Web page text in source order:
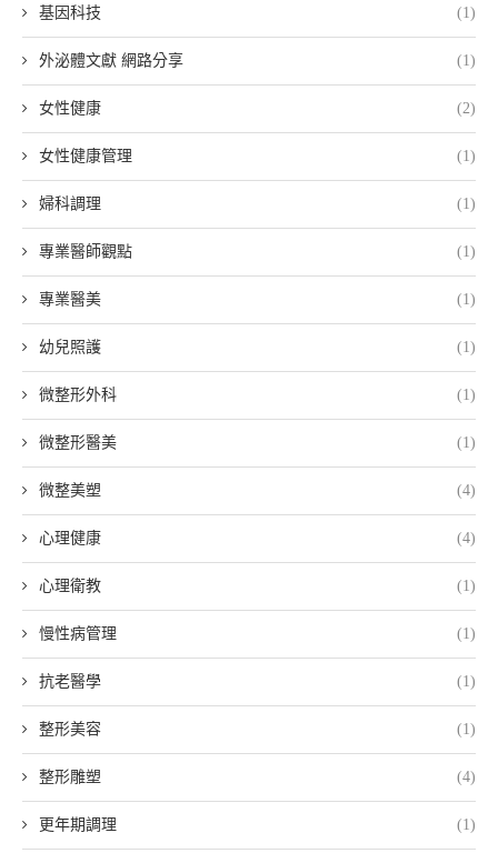
基因科技 (1)
外泌體文獻 網路分享 (1)
女性健康 (2)
女性健康管理 (1)
婦科調理 (1)
專業醫師觀點 (1)
專業醫美 (1)
幼兒照護 (1)
微整形外科 (1)
微整形醫美 (1)
微整美塑 (4)
心理健康 (4)
心理衛教 (1)
慢性病管理 (1)
抗老醫學 (1)
整形美容 (1)
整形雕塑 (4)
更年期調理 (1)